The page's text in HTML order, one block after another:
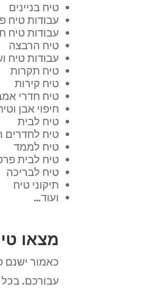
טיח בניינים
עבודות טיח
עבודות טיח
טיח הרבצה
עבודות טיח
טיח תקרות
טיח קירות
טיח חדרי
חיפוי אבן
טיח לבית
טיח לחדרים
טיח לממד
טיח לבית
טיח לבריכה
תיקוני טיח
ועוד…
מצאו
כאמור ישנם
עבורכם. בכל